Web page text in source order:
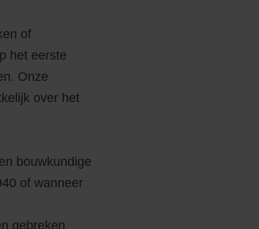
of
het eerste
Onze
over het
bouwkundige
of wanneer
gebreken